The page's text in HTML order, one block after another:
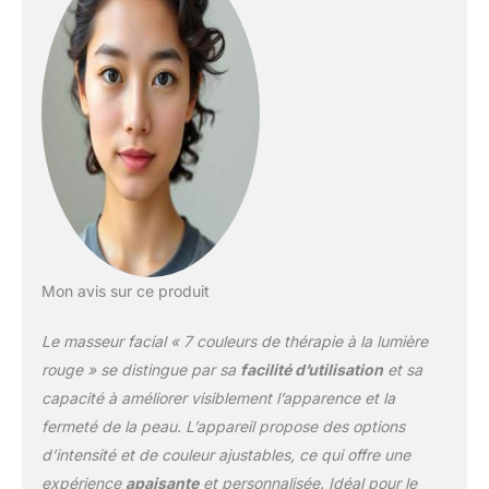
pour répondre à tous les
besoins de soins de la
peau. Ciblant divers
problèmes de peau, cet
peau augmente
l'élasticité et la brillance
de la peau, réduit les
rides de la peau, les
rougeurs, les rugosités,
modes et 4 intensités :
notre thérapie par
lumière rouge pour le
visage et le cou dispose
de 3 modes et 4
intensités. Différents
modes combinés avec
Mon avis sur ce produit
Le masseur facial « 7 couleurs de thérapie à la lumière
rouge » se distingue par sa facilité d’utilisationet sa
capacité à améliorer visiblement l’apparence et la
fermeté de la peau. L’appareil propose des options
d’intensité et de couleur ajustables, ce qui offre une
expérience apaisanteet personnalisée. Idéal pour le